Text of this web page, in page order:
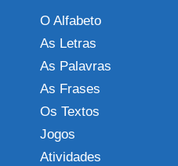
O Alfabeto
As Letras
As Palavras
As Frases
Os Textos
Jogos
Atividades